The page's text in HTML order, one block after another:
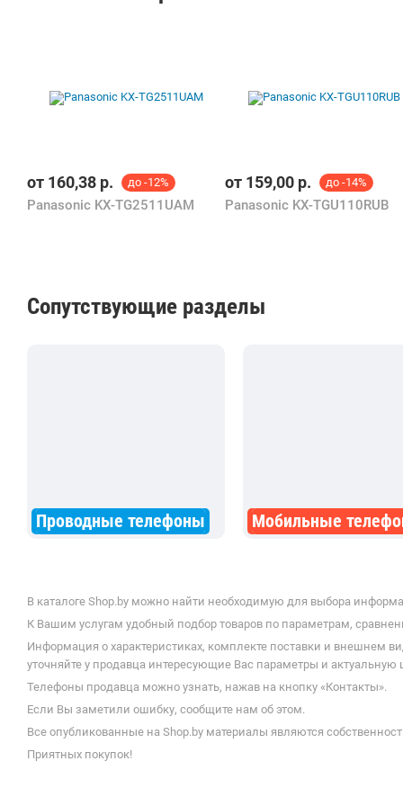
нет - Разъем для подключения к PC: нет
Panasonic KX-TG2511UAM Panasonic KX-TGU110RUB
К Вашим услугам удобный подбор товаров по параметрам,
Информация о характеристиках, комплекте поставки и внешнем
уточняйте у продавца интересующие Вас параметры и актуальную
Телефоны продавца можно узнать, нажав на кнопку «Контакты».
Если Вы заметили ошибку, сообщите нам об этом.
Все опубликованные на Shop.by материалы являются
Приятных покупок!